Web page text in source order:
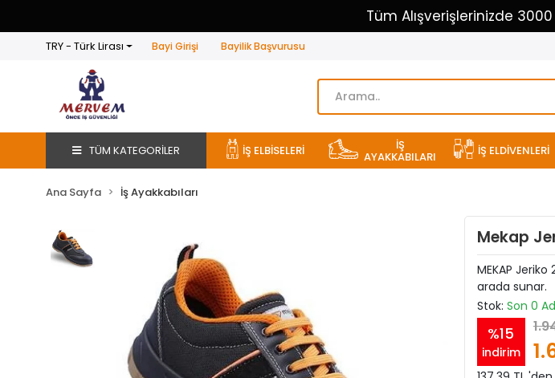
Tüm Alışverişlerinizde
TRY - Türk Lirası Bayi Girişi Bayilik Başvurusu
TÜM KATEGORİLER İŞ ELBİSELERİ İŞ
AYAKKABILARI İŞ ELDİVENLERİ
Ana Sayfa İş Ayakkabıları
Mekap
MEKAP Jeriko
arada sunar.
Stok: Son 0
%15
indirim